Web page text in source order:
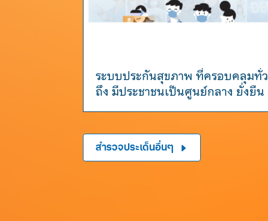
ระบบประกันสุขภาพ ที่ครอบคลุมทั่ว
ถึง มีประชาชนเป็นศูนย์กลาง ยั่งยืน
และโปร่งใส
สำรวจประเด็นอื่นๆ